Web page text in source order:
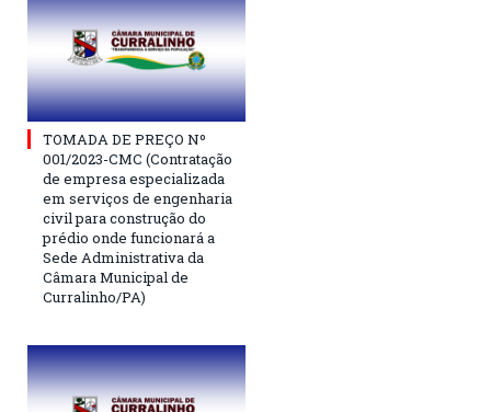
TOMADA DE PREÇO Nº
001/2023-CMC (Contratação
de empresa especializada
em serviços de engenharia
civil para construção do
prédio onde funcionará a
Sede Administrativa da
Câmara Municipal de
Curralinho/PA)